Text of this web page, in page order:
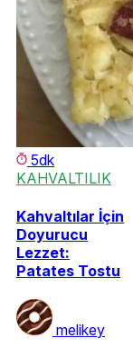
5dk
KAHVALTILIK
Kahvaltılar İçin
Doyurucu
Lezzet:
Patates Tostu
melikey